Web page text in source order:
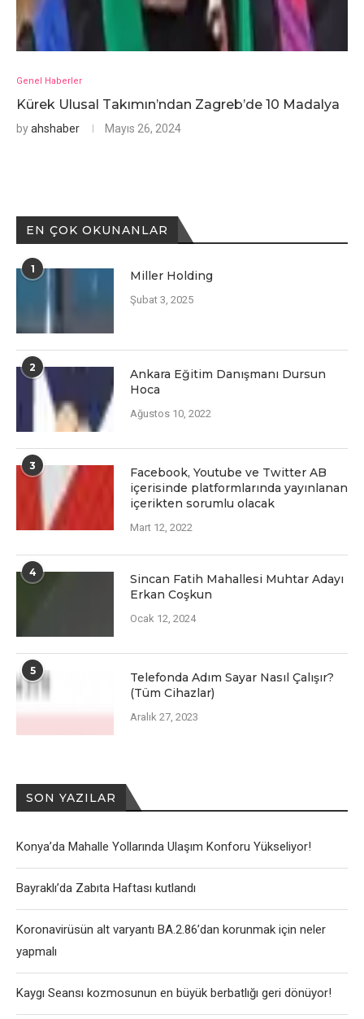
Genel Haberler
Kürek Ulusal Takımın’ndan Zagreb’de 10 Madalya
byahshaber Mayıs 26, 2024
EN ÇOK OKUNANLAR
1 Miller Holding
Şubat 3, 2025
2
Ankara Eğitim Danışmanı Dursun
Hoca
Ağustos 10, 2022
3
Facеbook, Youtubе vе Twittеr AB
içеrisindе platformlarında yayınlanan
içеriktеn sorumlu olacak
Mart 12, 2022
4
Sincan Fatih Mahallesi Muhtar Adayı
Erkan Coşkun
Ocak 12, 2024
5
Telefonda Adım Sayar Nasıl Çalışır?
(Tüm Cihazlar)
Aralık 27, 2023
SON YAZILAR
Konya’da Mahalle Yollarında Ulaşım Konforu Yükseliyor!
Bayraklı’da Zabıta Haftası kutlandı
Koronavirüsün alt varyantı BA.2.86’dan korunmak için neler
yapmalı
Kaygı Seansı kozmosunun en büyük berbatlığı geri dönüyor!